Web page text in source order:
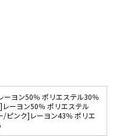
ヨン50％ ポリエステル30％
ーヨン50％ ポリエステル
ピンク]レーヨン43％ ポリエ